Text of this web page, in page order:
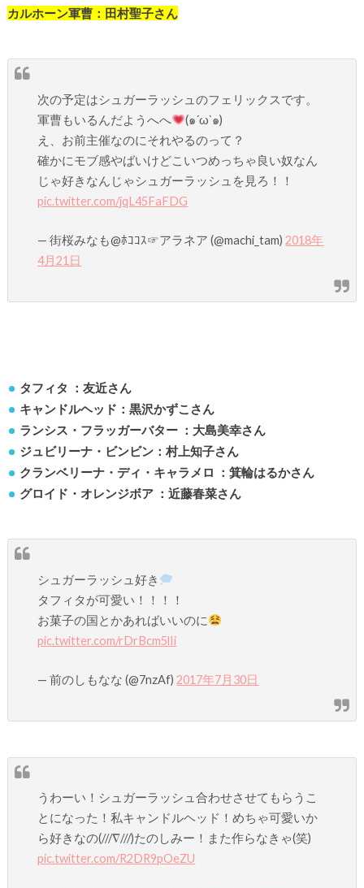
カルホーン軍曹：田村聖子さん
次の予定はシュガーラッシュのフェリックスです。
軍曹もいるんだようへへ
(๑´ω`๑)
え、お前主催なのにそれやるのって？
確かにモブ感やばいけどこいつめっちゃ良い奴なん
じゃ好きなんじゃシュガーラッシュを見ろ！！
pic.twitter.com/jqL45FaFDG
— 街桜みなも@ﾎｺｺｽ☞アラネア (@machi_tam)2018年
4月21日
タフィタ ：友近さん
キャンドルヘッド：黒沢かずこさん
ランシス・フラッガーバター ：大島美幸さん
ジュビリーナ・ビンビン：村上知子さん
クランベリーナ・ディ・キャラメロ ：箕輪はるかさん
グロイド・オレンジボア ：近藤春菜さん
シュガーラッシュ好き
タフィタが可愛い！！！！
お菓子の国とかあればいいのに
pic.twitter.com/rDrBcm5lIi
— 前のしもなな (@7nzAf)2017年7月30日
うわーい！シュガーラッシュ合わせさせてもらうこ
とになった！私キャンドルヘッド！めちゃ可愛いか
ら好きなの(///∇///)たのしみー！また作らなきゃ(笑)
pic.twitter.com/R2DR9pOeZU